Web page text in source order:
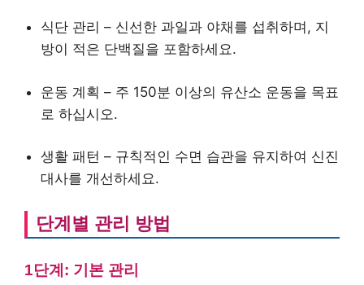
식단 관리 – 신선한 과일과 야채를 섭취하며, 지
방이 적은 단백질을 포함하세요.
운동 계획 – 주 150분 이상의 유산소 운동을 목표
로 하십시오.
생활 패턴 – 규칙적인 수면 습관을 유지하여 신진
대사를 개선하세요.
단계별 관리 방법
1단계: 기본 관리